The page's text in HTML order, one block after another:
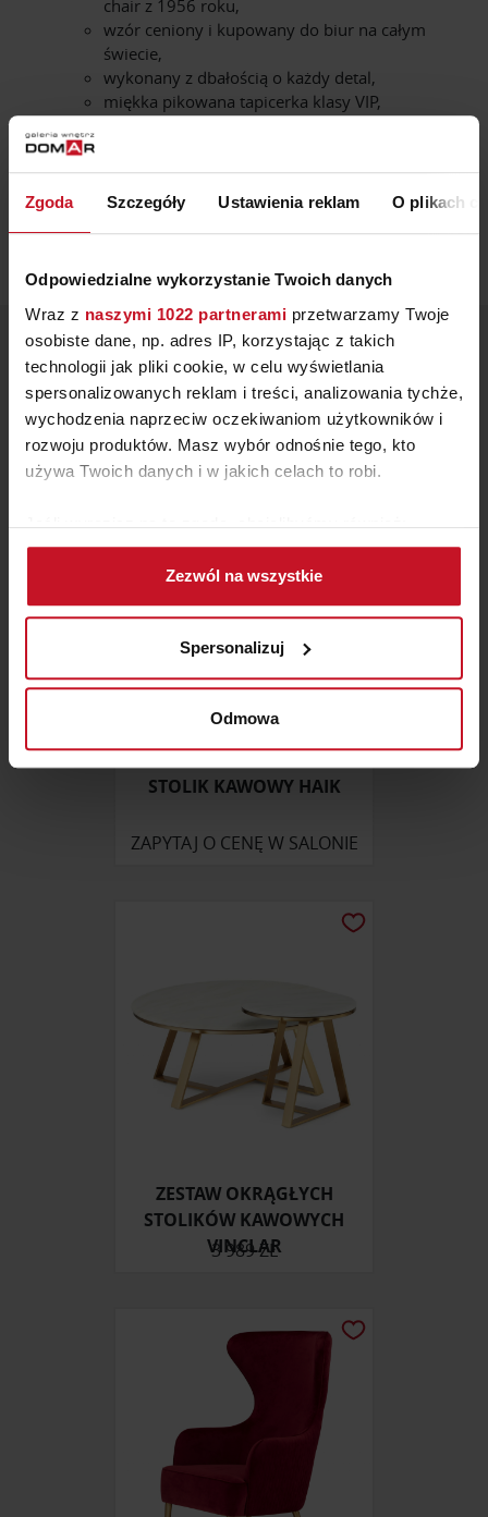
Zgoda Szczegóły Ustawienia reklam O plikach
Odpowiedzialne wykorzystanie Twoich danych
Wraz z naszymi 1022 partnerami przetwarzamy Twoje
osobiste dane, np. adres IP, korzystając z takich
technologii jak pliki cookie, w celu wyświetlania
spersonalizowanych reklam i treści, analizowania tychże,
wychodzenia naprzeciw oczekiwaniom użytkowników i
rozwoju produktów. Masz wybór odnośnie tego, kto
używa Twoich danych i w jakich celach to robi.
Jeśli wyrazisz na to zgodę, chcielibyśmy również:
Gromadzić dane dotyczące Twojej lokalizacji
geograficznej z dokładnością nawet do kilku metrów
Identyfikować Twoje urządzenie, aktywnie
(fingerprinting, czyli wirtualny odcisk palca)
Dowiedz się więcej odnośnie tego, jak Twoje osobiste
dane są przetwarzane oraz ustaw własne preferencje w
zmienić lub wycofać swoją zgodę w dowolnej chwili.
i reklam, aby oferować funkcje społecznościowe i
społecznościowym, reklamowym i analitycznym.
Zezwól na wszystkie
Spersonalizuj
Odmowa
chair z 1956 roku,
wzór ceniony i kupowany do biur na całym
świecie,
wykonany z dbałością o każdy detal,
miękka pikowana tapicerka klasy VIP,
odcinka szyjnego,
wygodne i miękkie podłokietniki, synchroniczny
ZOBACZ INNE PRODUKTY
W KATEGORII: MEBLE, SALON, DOMOWE BIURO,
GABINET
STOLIK KAWOWY HAIK
ZAPYTAJ O CENĘ W SALONIE
ZESTAW OKRĄGŁYCH
STOLIKÓW KAWOWYCH
VINCLAR
3 989 ZŁ